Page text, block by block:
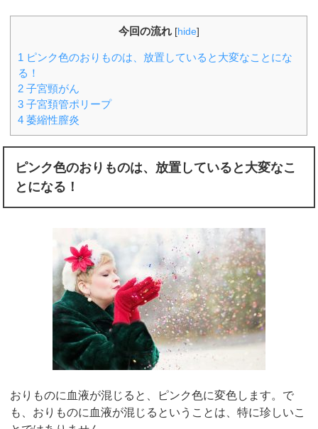
今回の流れ [hide]
1 ピンク色のおりものは、放置していると大変なことにな
る！
2 子宮頸がん
3 子宮頚管ポリープ
4 萎縮性膣炎
ピンク色のおりものは、放置していると大変なこ
とになる！
おりものに血液が混じると、ピンク色に変色します。で
も、おりものに血液が混じるということは、特に珍しいこ